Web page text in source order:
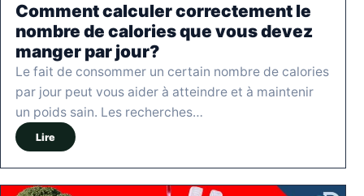
Comment calculer correctement le
nombre de calories que vous devez
manger par jour?
Le fait de consommer un certain nombre de calories
par jour peut vous aider à atteindre et à maintenir
un poids sain. Les recherches…
Lire